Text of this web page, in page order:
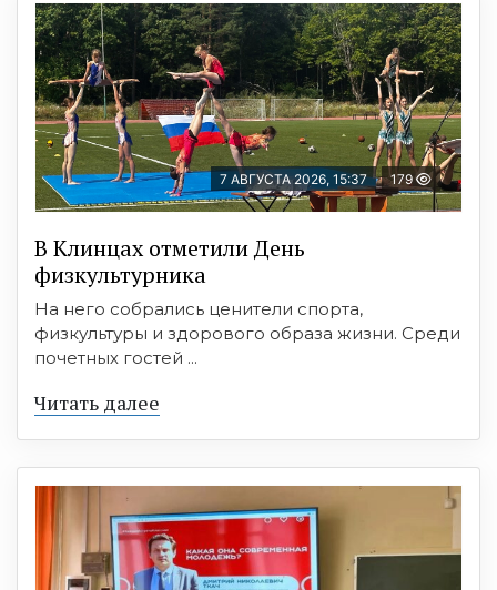
7 АВГУСТА 2026, 15:37 179
В Клинцах отметили День
физкультурника
На него собрались ценители спорта,
физкультуры и здорового образа жизни. Среди
почетных гостей ...
Читать далее